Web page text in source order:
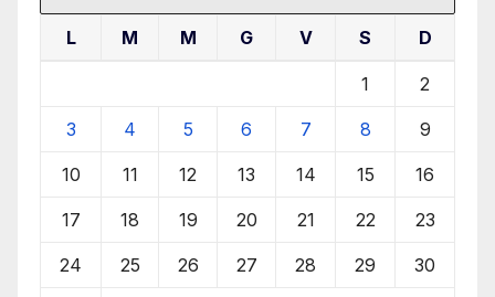
L M M G V S D
1 2
3 4 5 6 7 8 9
10 11 12 13 14 15 16
17 18 19 20 21 22 23
24 25 26 27 28 29 30